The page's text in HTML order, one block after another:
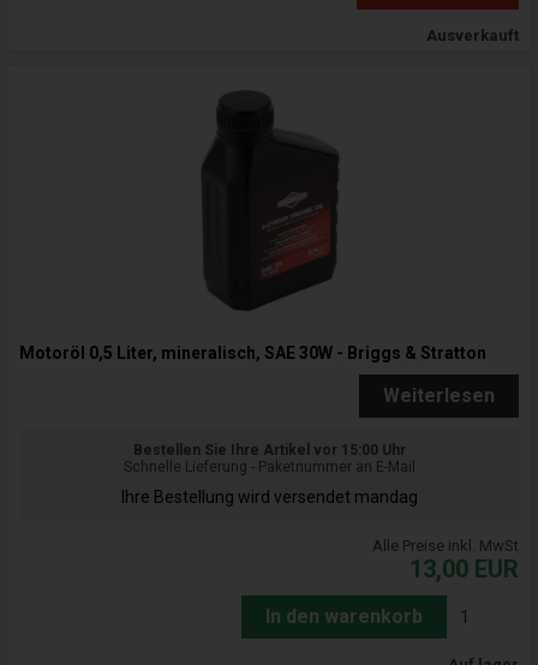
Ausverkauft
Motoröl 0,5 Liter, mineralisch, SAE 30W - Briggs & Stratton
Weiterlesen
Bestellen Sie Ihre Artikel vor 15:00 Uhr
Schnelle Lieferung - Paketnummer an E-Mail
Ihre Bestellung wird versendet mandag
Alle Preise inkl. MwSt
13,00 EUR
In den warenkorb